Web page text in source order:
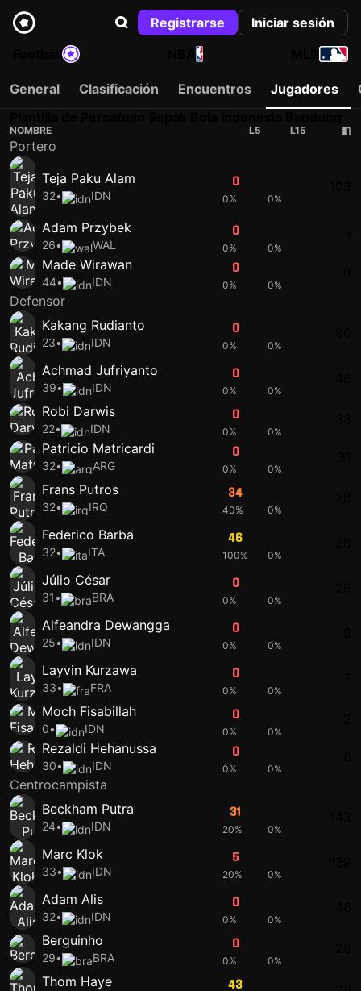
Registrarse
Iniciar sesión
NBA
General Clasificación Encuentros Jugadores
NOMBRE L5 L15
Portero
Teja Paku Alam
32• IDN
0
0% 0%
Adam Przybek
26• WAL
0
0% 0%
Made Wirawan
44• IDN
0
0% 0%
Defensor
Kakang Rudianto
23• IDN
0
0% 0%
Achmad Jufriyanto
39• IDN
0
0% 0%
Robi Darwis
22• IDN
0
0% 0%
Patricio Matricardi
32• ARG
0
0% 0%
Frans Putros
32• IRQ
34
40% 0%
Federico Barba
32• ITA
46
100% 0%
Júlio César
31• BRA
0
0% 0%
Alfeandra Dewangga
25• IDN
0
0% 0%
Layvin Kurzawa
33• FRA
0
0% 0%
Moch Fisabillah
0• IDN
0
0% 0%
Rezaldi Hehanussa
30• IDN
0
0% 0%
Centrocampista
Beckham Putra
24• IDN
31
20% 0%
Marc Klok
33• IDN
5
20% 0%
Adam Alis
32• IDN
0
0% 0%
Berguinho
29• BRA
0
0% 0%
Thom Haye 43